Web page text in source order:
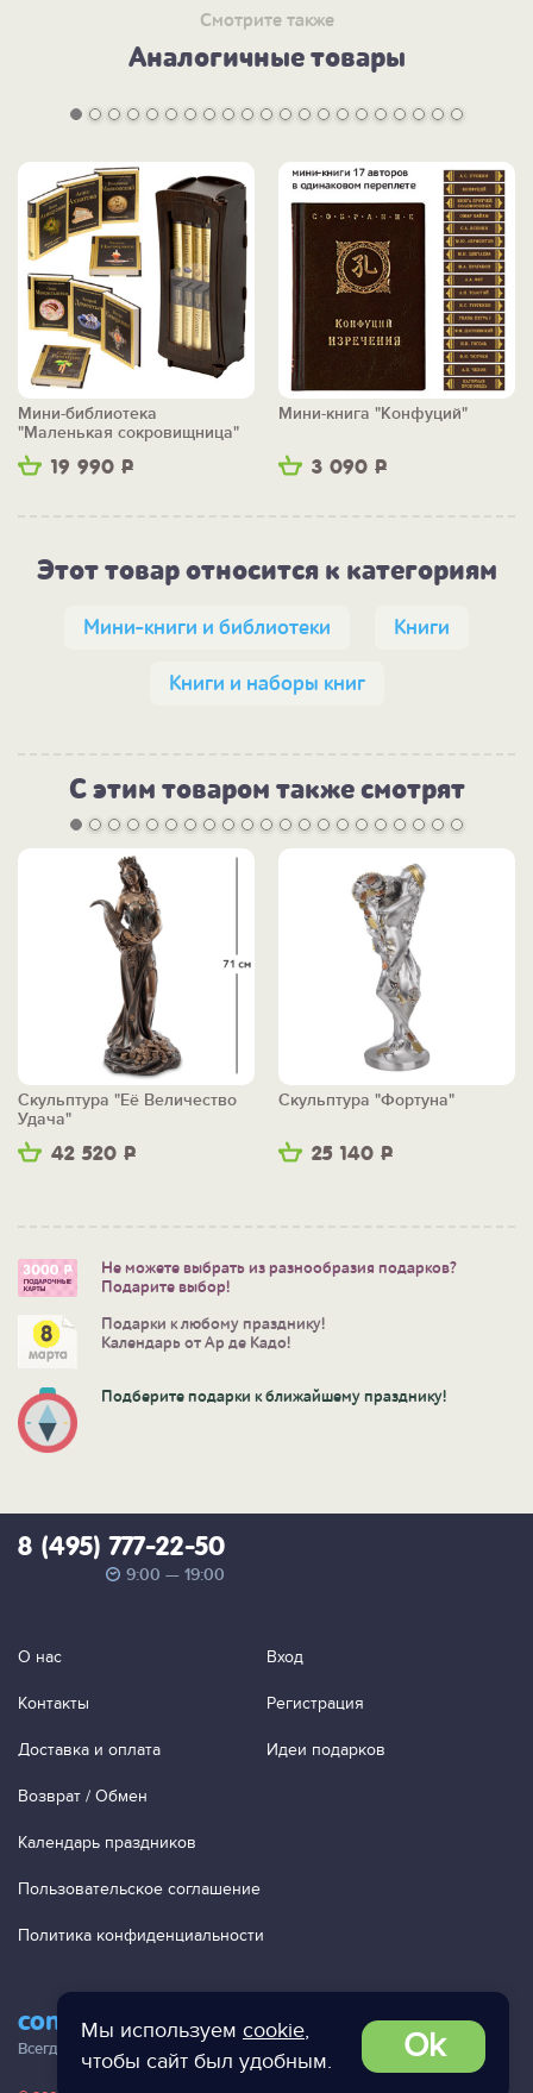
Мы используем cookie,
чтобы сайт был удобным.
Ok
Смотрите также
Аналогичные товары
19 990 Р
Мини-библиотека
"Маленькая сокровищница"
3 090 Р
Мини-книга "Конфуций"
Этот товар относится к категориям
Мини-книги и библиотеки Книги
Книги и наборы книг
С этим товаром также смотрят
42 520 Р
Скульптура "Её Величество
Удача"
25 140 Р
Скульптура "Фортуна"
Не можете выбрать из разнообразия подарков?
Подарите выбор!
Подарки к любому празднику!
Календарь от Ар де Кадо!
Подберите подарки к ближайшему празднику!
contact@ac-studio.ru
Всегда отвечаем на ваши письма!
8 (495) 777-22-50
9:00 — 19:00
О нас
Контакты
Доставка и оплата
Возврат / Обмен
Календарь праздников
Пользовательское соглашение
Политика конфиденциальности
Вход
Регистрация
Идеи подарков